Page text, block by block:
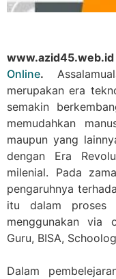
Online.
merupakan era
semakin
memudahkan
maupun yang
dengan Era
milenial. Pada
pengaruhnya
itu dalam proses
menggunakan via
Guru, BISA,
Dalam